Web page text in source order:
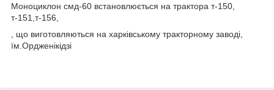
Моноциклон смд-60 встановлюється на трактора т-150,
т-151,т-156,
, що виготовляються на харківському тракторному заводі,
їм.Ордженікідзі